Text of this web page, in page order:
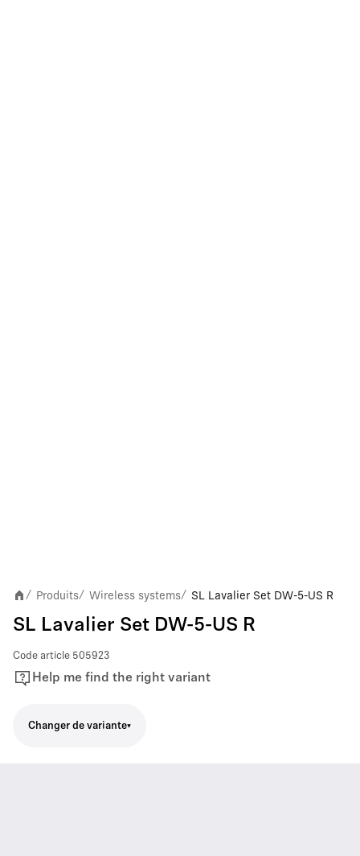
/ Produits/ Wireless systems/ SL Lavalier Set DW-5-US R
SL Lavalier Set DW-5-US R
Code article 505923
Help me find the right variant
Changer de variante